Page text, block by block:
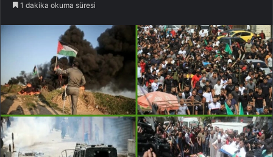
1 dakika okuma süresi